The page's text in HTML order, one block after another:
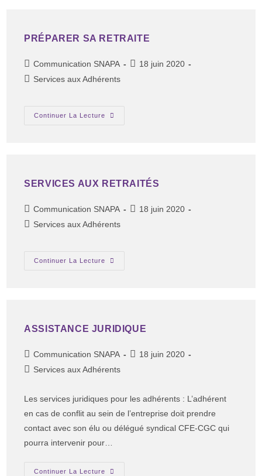
PRÉPARER SA RETRAITE
Communication SNAPA
18 juin 2020
Services aux Adhérents
Continuer La Lecture
SERVICES AUX RETRAITÉS
Communication SNAPA
18 juin 2020
Services aux Adhérents
Continuer La Lecture
ASSISTANCE JURIDIQUE
Communication SNAPA
18 juin 2020
Services aux Adhérents
Les services juridiques pour les adhérents : L’adhérent
en cas de conflit au sein de l’entreprise doit prendre
contact avec son élu ou délégué syndical CFE-CGC qui
pourra intervenir pour…
Continuer La Lecture